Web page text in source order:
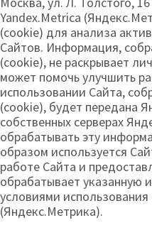
Yandex.Metrica
(cookie) для анализа
Сайтов. Информация,
(cookie), не раскрывает
может помочь улучшить
использовании Сайта,
(cookie), будет передана
собственных серверах
обрабатывать эту
образом используется
работе Сайта и
обрабатывает указанную
условиями использования
(Яндекс.Метрика).